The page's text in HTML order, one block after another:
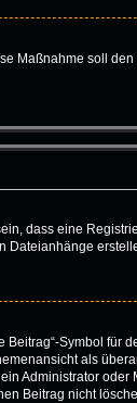
Maßnahme soll
dass eine
Dateianhänge
Symbol für
als
Administrator oder
Beitrag nicht